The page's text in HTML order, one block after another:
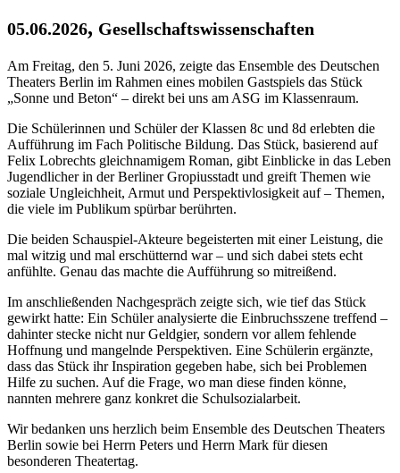
05.06.2026, Gesellschaftswissenschaften
Am Freitag, den 5. Juni 2026, zeigte das Ensemble des Deutschen
Theaters Berlin im Rahmen eines mobilen Gastspiels das Stück
„Sonne und Beton“ – direkt bei uns am ASG im Klassenraum.
Die Schülerinnen und Schüler der Klassen 8c und 8d erlebten die
Aufführung im Fach Politische Bildung. Das Stück, basierend auf
Felix Lobrechts gleichnamigem Roman, gibt Einblicke in das Leben
Jugendlicher in der Berliner Gropiusstadt und greift Themen wie
soziale Ungleichheit, Armut und Perspektivlosigkeit auf – Themen,
die viele im Publikum spürbar berührten.
Die beiden Schauspiel-Akteure begeisterten mit einer Leistung, die
mal witzig und mal erschütternd war – und sich dabei stets echt
anfühlte. Genau das machte die Aufführung so mitreißend.
Im anschließenden Nachgespräch zeigte sich, wie tief das Stück
gewirkt hatte: Ein Schüler analysierte die Einbruchsszene treffend –
dahinter stecke nicht nur Geldgier, sondern vor allem fehlende
Hoffnung und mangelnde Perspektiven. Eine Schülerin ergänzte,
dass das Stück ihr Inspiration gegeben habe, sich bei Problemen
Hilfe zu suchen. Auf die Frage, wo man diese finden könne,
nannten mehrere ganz konkret die Schulsozialarbeit.
Wir bedanken uns herzlich beim Ensemble des Deutschen Theaters
Berlin sowie bei Herrn Peters und Herrn Mark für diesen
besonderen Theatertag.